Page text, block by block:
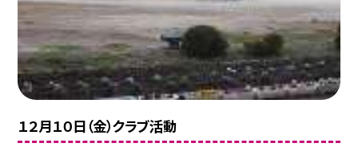
１２月１０日（金）クラブ活動